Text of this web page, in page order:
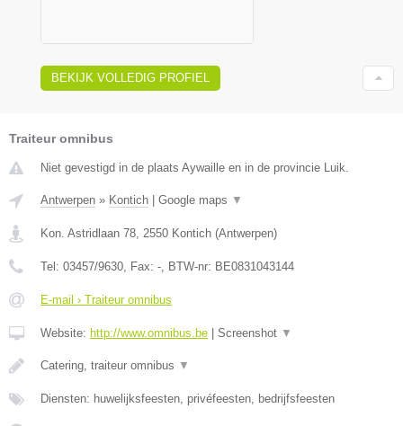
BEKIJK VOLLEDIG PROFIEL
Traiteur omnibus
Niet gevestigd in de plaats Aywaille en in de provincie Luik.
Antwerpen » Kontich Google maps ▼
Kon. Astridlaan 78, 2550 Kontich (Antwerpen)
Tel: 03457/9630, Fax: -, BTW-nr: BE0831043144
E-mail › Traiteur omnibus
Website: http://www.omnibus.be Screenshot ▼
Catering, traiteur omnibus ▼
Diensten: huwelijksfeesten, privéfeesten, bedrijfsfeesten